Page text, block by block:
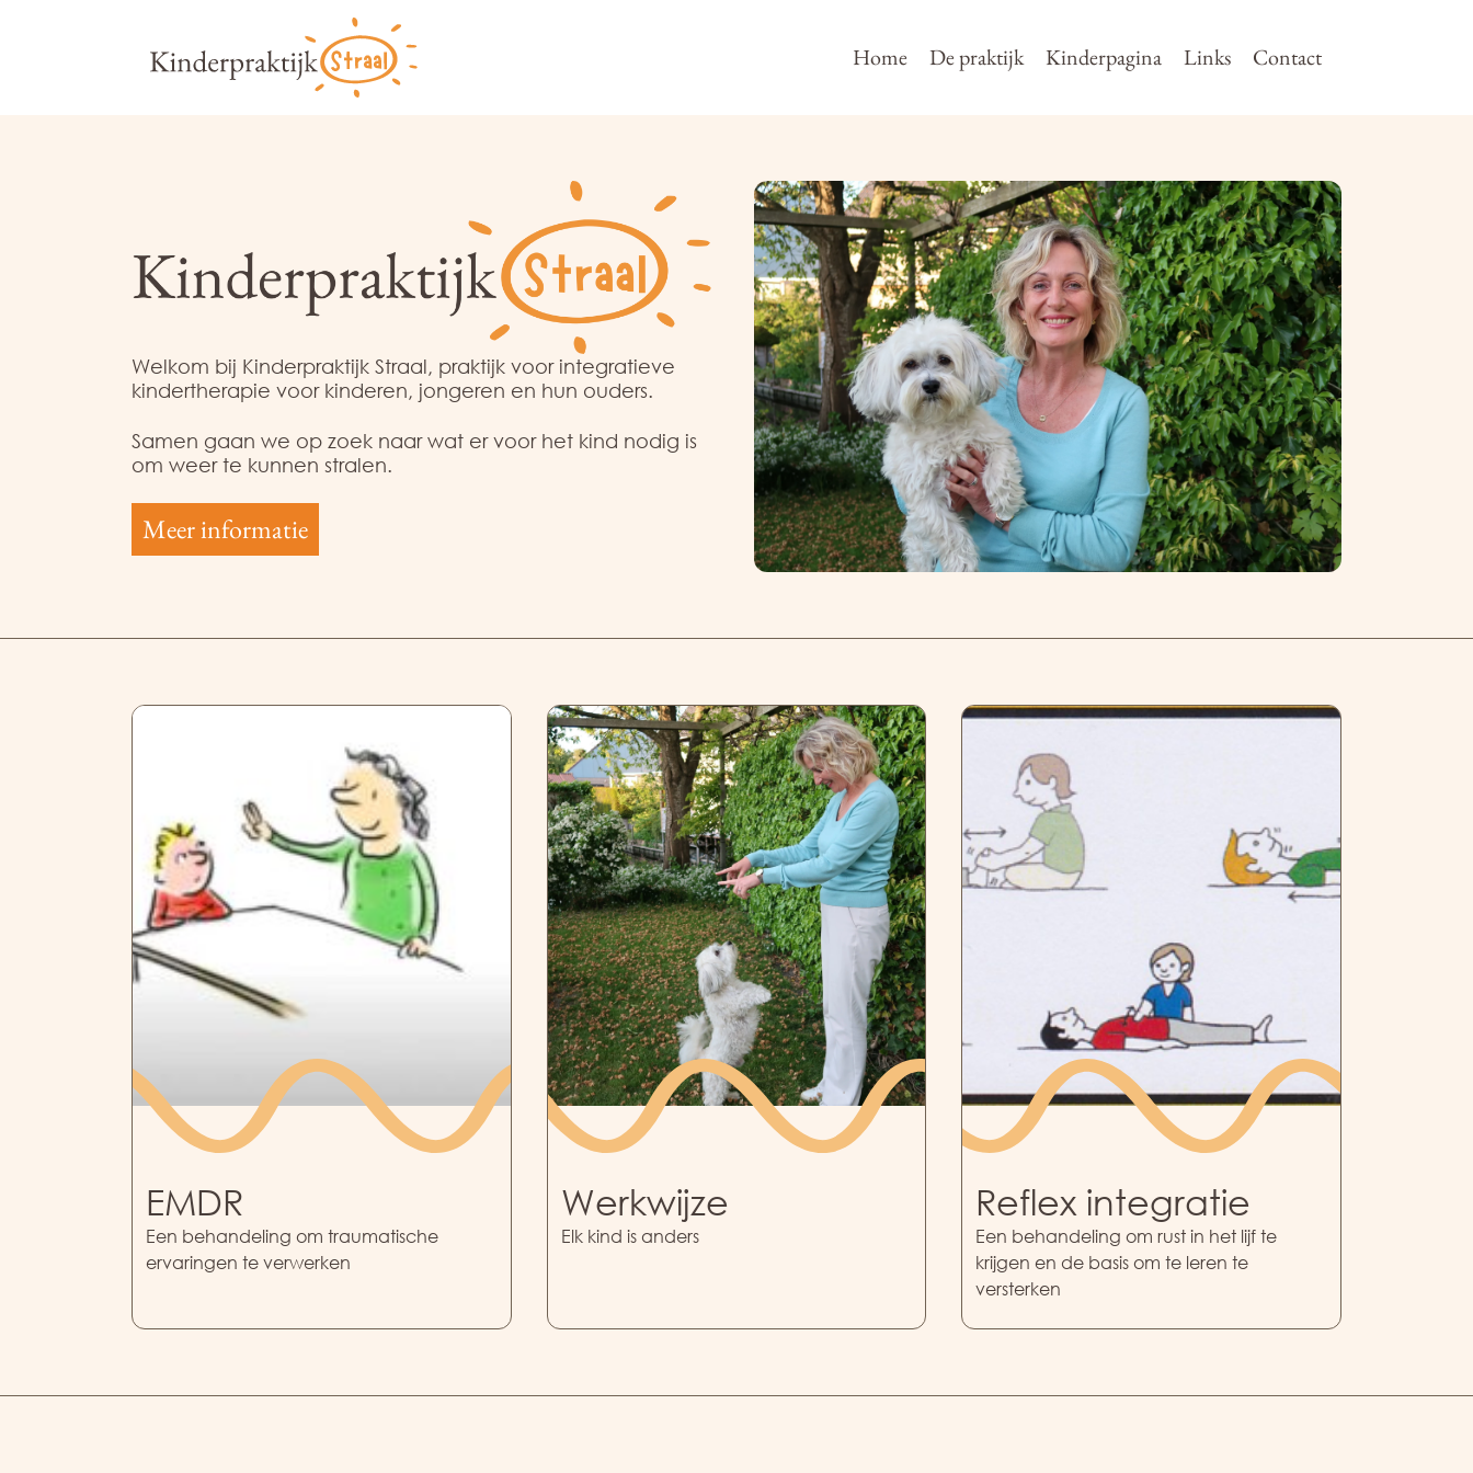
Home De praktijk Kinderpagina Links Contact
Welkom bij Kinderpraktijk Straal, praktijk voor integratieve
kindertherapie voor kinderen, jongeren en hun ouders.
Samen gaan we op zoek naar wat er voor het kind nodig is
om weer te kunnen stralen.
Meer informatie
EMDR
Een behandeling om traumatische
ervaringen te verwerken
Werkwijze
Elk kind is anders
Reflex integratie
Een behandeling om rust in het lijf te
krijgen en de basis om te leren te
versterken